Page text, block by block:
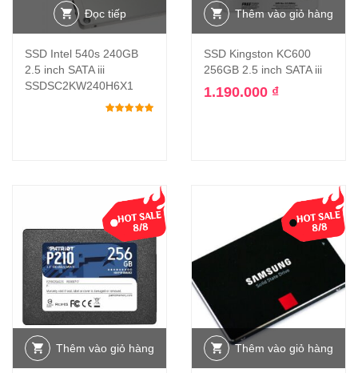
Đọc tiếp
SSD Intel 540s 240GB
2.5 inch SATA iii
SSDSC2KW240H6X1
Thêm vào giỏ hàng
SSD Kingston KC600
256GB 2.5 inch SATA iii
1.190.000 ₫
Thêm vào giỏ hàng Thêm vào giỏ hàng